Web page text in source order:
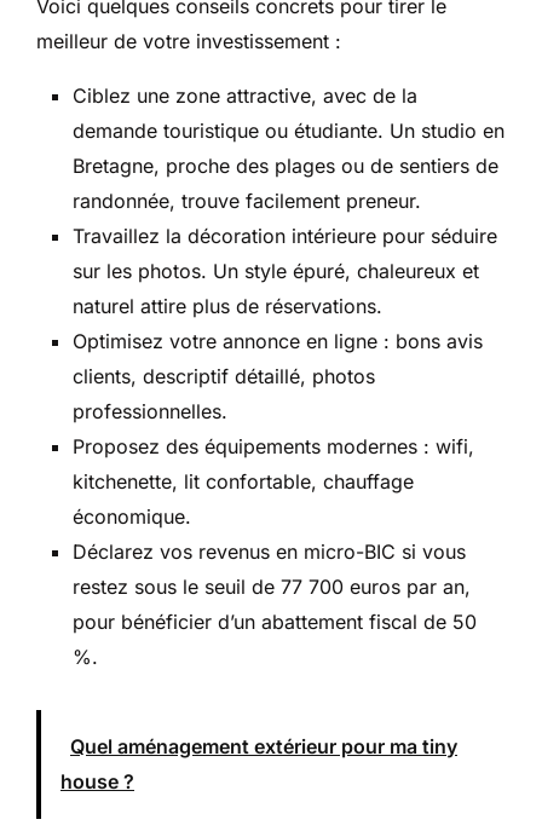
Voici quelques conseils concrets pour tirer le
meilleur de votre investissement :
Ciblez une zone attractive, avec de la
demande touristique ou étudiante. Un studio en
Bretagne, proche des plages ou de sentiers de
randonnée, trouve facilement preneur.
Travaillez la décoration intérieure pour séduire
sur les photos. Un style épuré, chaleureux et
naturel attire plus de réservations.
Optimisez votre annonce en ligne : bons avis
clients, descriptif détaillé, photos
professionnelles.
Proposez des équipements modernes : wifi,
kitchenette, lit confortable, chauffage
économique.
Déclarez vos revenus en micro-BIC si vous
restez sous le seuil de 77 700 euros par an,
pour bénéficier d’un abattement fiscal de 50
%.
Quel aménagement extérieur pour ma tiny
house ?